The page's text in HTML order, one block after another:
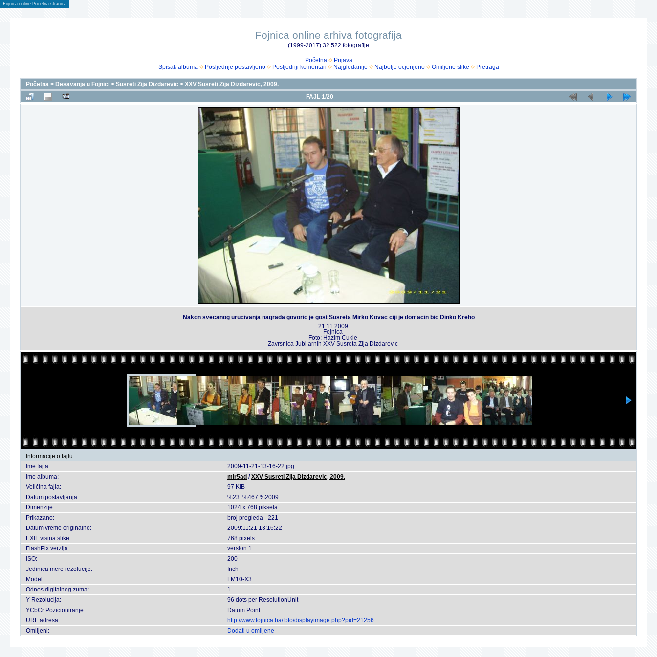
Fojnica online Pocetna stranica
Fojnica online arhiva fotografija
(1999-2017) 32.522 fotografije
Početna
Prijava
Spisak albuma
Posljednje postavljeno Posljednji komentari Najgledanije Najbolje ocjenjeno Omiljene slike Pretraga
Početna > Desavanja u Fojnici > Susreti Zija Dizdarevic > XXV Susreti Zija Dizdarevic, 2009.
FAJL 1/20
Nakon svecanog urucivanja nagrada govorio je gost Susreta Mirko Kovac ciji je domacin bio Dinko Kreho
21.11.2009
Fojnica
Foto: Hazim Cukle
Zavrsnica Jubilarnih XXV Susreta Zija Dizdarevic
Informacije o fajlu
Ime fajla:
2009-11-21-13-16-22.jpg
Ime albuma:
mir5ad /XXV Susreti Zija Dizdarevic, 2009.
Veličina fajla:
97 KiB
Datum postavljanja:
%23. %467 %2009.
Dimenzije:
1024 x 768 piksela
Prikazano:
broj pregleda - 221
Datum vreme originalno:
2009:11:21 13:16:22
EXIF visina slike:
768 pixels
FlashPix verzija:
version 1
ISO:
200
Jedinica mere rezolucije:
Inch
Model:
LM10-X3
Odnos digitalnog zuma:
1
Y Rezolucija:
96 dots per ResolutionUnit
YCbCr Pozicioniranje:
Datum Point
URL adresa:
http://www.fojnica.ba/foto/displayimage.php?pid=21256
Omiljeni:
Dodati u omiljene